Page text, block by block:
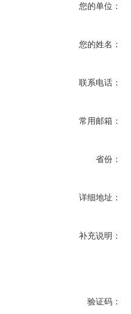
您的单位：
您的姓名：
联系电话：
常用邮箱：
省份：
详细地址：
补充说明：
验证码：